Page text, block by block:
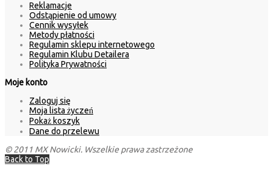
Reklamacje
Odstąpienie od umowy
Cennik wysyłek
Metody płatności
Regulamin sklepu internetowego
Regulamin Klubu Detailera
Polityka Prywatności
Moje konto
Zaloguj się
Moja lista życzeń
Pokaż koszyk
Dane do przelewu
© 2011 MX Nowicki. Wszelkie prawa zastrzeżone
Back to Top